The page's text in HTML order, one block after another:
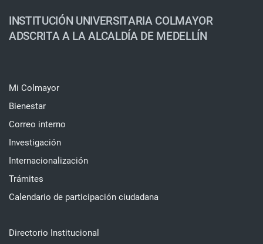
INSTITUCIÓN UNIVERSITARIA COLMAYOR
ADSCRITA A LA ALCALDÍA DE MEDELLÍN
Mi Colmayor
Bienestar
Correo interno
Investigación
Internacionalización
Trámites
Calendario de participación ciudadana
Directorio Institucional